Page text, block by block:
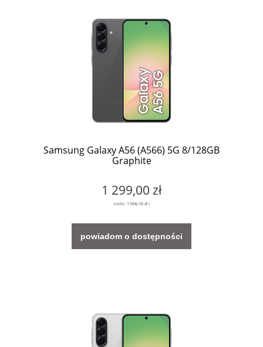
Samsung Galaxy A56 (A566) 5G 8/128GB
Graphite
1 299,00 zł
(netto: 1 056,10 zł)
powiadom o dostępności